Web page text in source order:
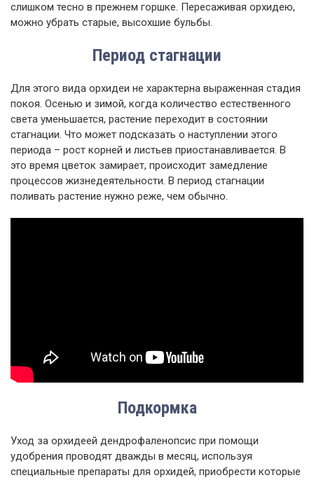
слишком тесно в прежнем горшке. Пересаживая орхидею,
можно убрать старые, высохшие бульбы.
Период стагнации
Для этого вида орхидеи не характерна выраженная стадия
покоя. Осенью и зимой, когда количество естественного
света уменьшается, растение переходит в состоянии
стагнации. Что может подсказать о наступлении этого
периода – рост корней и листьев приостанавливается. В
это время цветок замирает, происходит замедление
процессов жизнедеятельности. В период стагнации
поливать растение нужно реже, чем обычно.
Подкормка
Уход за орхидеей дендрофаленопсис при помощи
удобрения проводят дважды в месяц, используя
специальные препараты для орхидей, приобрести которые